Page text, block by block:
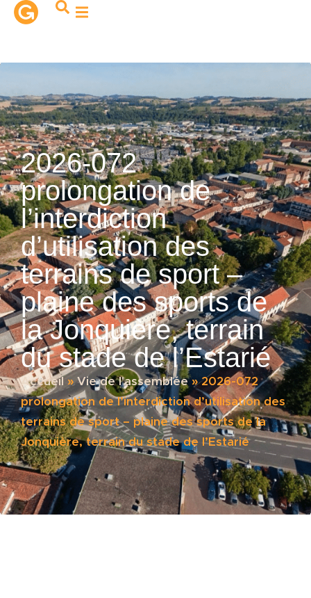
principal
2026-072
prolongation de
l’interdiction
d’utilisation des
terrains de sport –
plaine des sports de
la Jonquière, terrain
du stade de l’Estarié
Accueil »Vie de l'assemblée»2026-072
prolongation de l’interdiction d’utilisation des
terrains de sport – plaine des sports de la
Jonquière, terrain du stade de l’Estarié